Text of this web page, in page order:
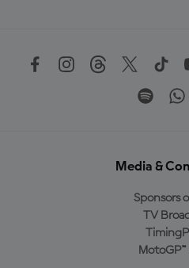
Media &
Sponsors
TV